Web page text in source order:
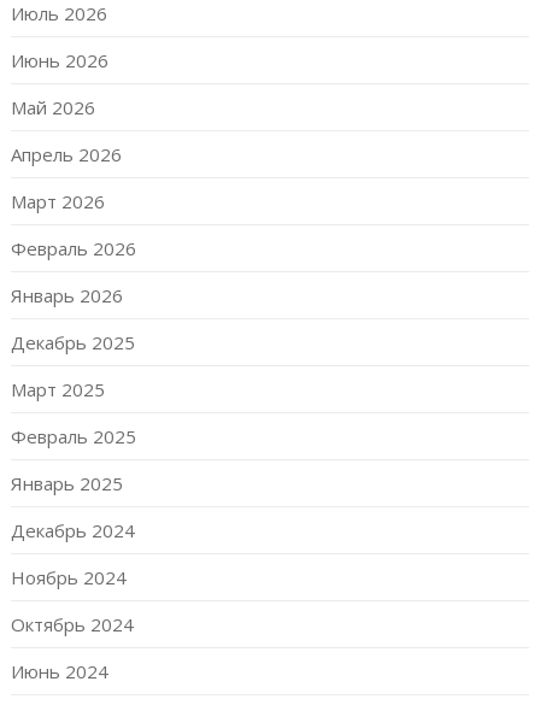
Июль 2026
Июнь 2026
Май 2026
Апрель 2026
Март 2026
Февраль 2026
Январь 2026
Декабрь 2025
Март 2025
Февраль 2025
Январь 2025
Декабрь 2024
Ноябрь 2024
Октябрь 2024
Июнь 2024